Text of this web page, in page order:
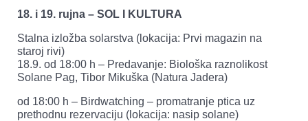
18. i 19. rujna – SOL I KULTURA
Stalna izložba solarstva (lokacija: Prvi magazin na
staroj rivi)
18.9. od 18:00 h – Predavanje: Biološka raznolikost
Solane Pag, Tibor Mikuška (Natura Jadera)
od 18:00 h – Birdwatching – promatranje ptica uz
prethodnu rezervaciju (lokacija: nasip solane)